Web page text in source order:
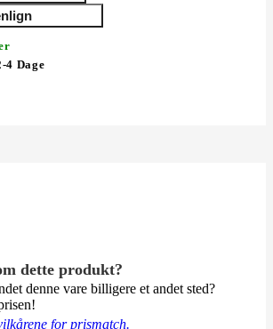
4 Dage
dette produkt?
denne vare billigere et andet sted?
for prismatch.